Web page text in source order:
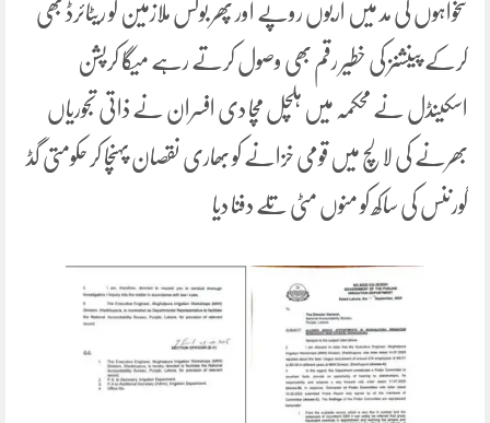
تنخواہوں کی مد میں اربوں روپے اور پھر بوگس ملازمین کو ریٹائرڈ بھی
کرکے پینشنز کی خطیر رقم بھی وصول کرتے رہے میگا کرپشن
اسکینڈل نے محکمہ میں ہلچل مچا دی افسران نے ذاتی تجوریاں
بھرنے کی لالچ میں قومی خزانے کو بھاری نقصان پہنچا کر حکومتی گڈ
گورننس کی ساکھ کو منوں مٹی تلے دفنا دیا